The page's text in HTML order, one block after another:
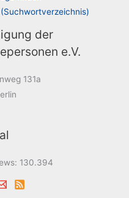
der
e.V.
131a
130.394